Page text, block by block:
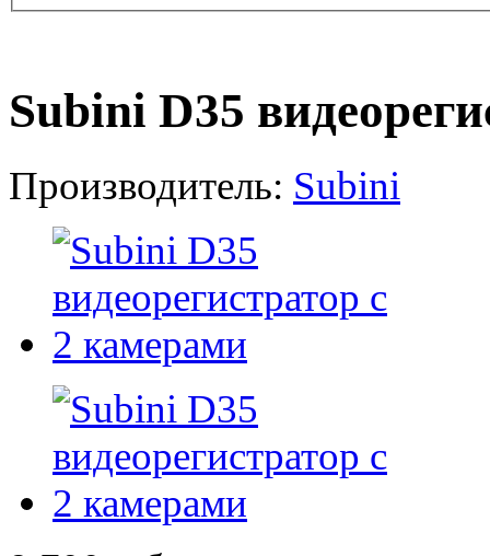
Subini D35
Производитель: Subini